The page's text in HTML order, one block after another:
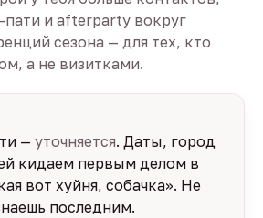
пати и afterparty вокруг
сезона — для тех, кто
а не визитками.
— уточняется. Даты, город
кидаем первым делом в
вот хуйня, собачка». Не
последним.